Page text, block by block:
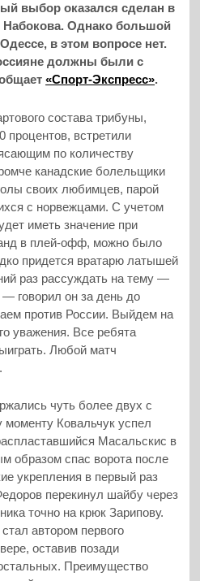
выбор оказался сделан в
Набокова. Однако большой
в этом вопросе нет.
должны были с
«Спорт-Экспресс».
состава трибуны,
процентов, встретили
по количеству
канадские болельщики
своих любимцев, парой
с норвежцами. С учетом
иметь значение при
в плей-офф, можно было
придется вратарю латышей
раз рассуждать на тему —
говорил он за день до
против России. Выйдем на
уважения. Все ребята
Любой матч
чуть более двух с
моменту Ковальчук успел
Масальскис в
образом спас ворота после
укрепления в первый раз
перекинул шайбу через
точно на крюк Зарипову.
автором первого
оставив позади
Преимущество